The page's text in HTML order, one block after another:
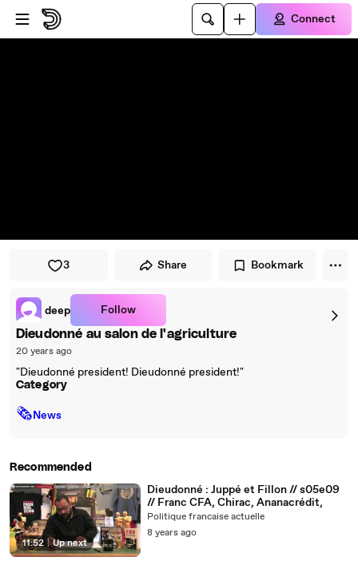
Skip to player
Skip to main content
Connect
3 Share Bookmark
deep Follow
Dieudonné au salon de l'agriculture
20 years ago
"Dieudonné president! Dieudonné president!"
Category
🗞News
Recommended
11:52 | Up next
Dieudonné : Juppé et Fillon // s05e09
// Franc CFA, Chirac, Ananacrédit,
Politique francaise actuelle
8 years ago